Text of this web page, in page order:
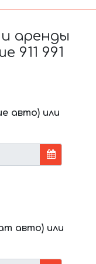
аренды
911 991
авто) или
авто) или